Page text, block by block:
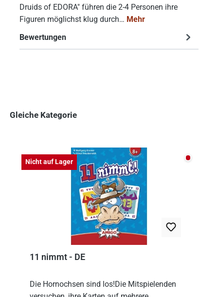
Druids of EDORA" führen die 2-4 Personen ihre
Figuren möglichst klug durch… Mehr
Bewertungen
Gleiche Kategorie
Nicht auf Lager Nicht
11 nimmt - DE
Die Hornochsen sind los!Die Mitspielenden